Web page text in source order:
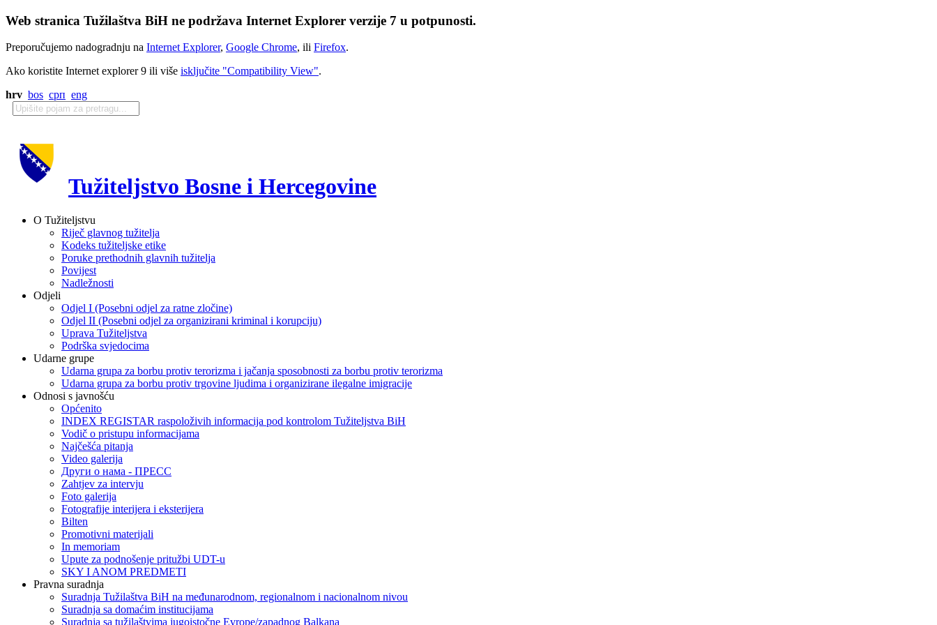
Web stranica Tužilaštva BiH ne podržava Internet Explorer verzije 7 u potpunosti.
Preporučujemo nadogradnju na Internet Explorer, Google Chrome, ili Firefox.
Ako koristite Internet explorer 9 ili više isključite "Compatibility View".
hrv bos срп eng
Tužiteljstvo Bosne i Hercegovine
O Tužiteljstvu
Riječ glavnog tužitelja
Kodeks tužiteljske etike
Poruke prethodnih glavnih tužitelja
Povijest
Nadležnosti
Odjeli
Odjel I (Posebni odjel za ratne zločine)
Odjel II (Posebni odjel za organizirani kriminal i korupciju)
Uprava Tužiteljstva
Podrška svjedocima
Udarne grupe
Udarna grupa za borbu protiv terorizma i jačanja sposobnosti za borbu protiv terorizma
Udarna grupa za borbu protiv trgovine ljudima i organizirane ilegalne imigracije
Odnosi s javnošću
Općenito
INDEX REGISTAR raspoloživih informacija pod kontrolom Tužiteljstva BiH
Vodič o pristupu informacijama
Najčešća pitanja
Video galerija
Други о нама - ПРЕСC
Zahtjev za intervju
Foto galerija
Fotografije interijera i eksterijera
Bilten
Promotivni materijali
In memoriam
Upute za podnošenje pritužbi UDT-u
SKY I ANOM PREDMETI
Pravna suradnja
Suradnja Tužilaštva BiH na međunarodnom, regionalnom i nacionalnom nivou
Suradnja sa domaćim institucijama
Suradnja sa tužilaštvima jugoistočne Evrope/zapadnog Balkana